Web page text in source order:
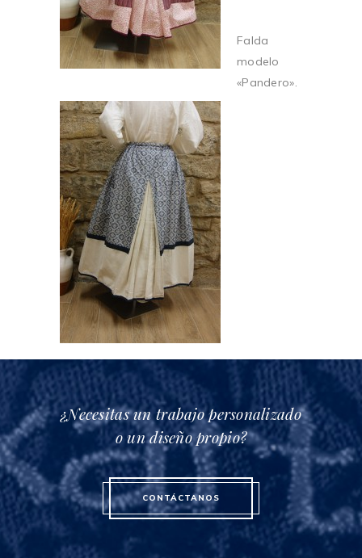
Falda
modelo
«Pandero».
¿Necesitas un trabajo personalizado
o un diseño propio?
CONTÁCTANOS